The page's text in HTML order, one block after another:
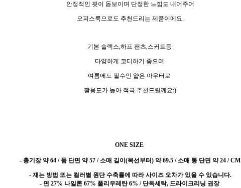
안정적인 핏이 돋보이며 단정한 느낌도 내어주어
오피스룩으로도 추천드리는 제품이에요.
기본 슬랙스,하프 팬츠,스커트등
다양하게 코디하기 좋으며
여름에도 필수인 얇은 아우터로
활용도가 높아 적극 추천드릴께요:)
ONE SIZE
- 총기장 약 64 / 품 단면 약 57 / 소매 길이(목선부터) 약 69.5 / 소매 통 단면 약 24 / CM
- 재는 방법 또는 컬러별 원단 수축률에 따라 사이즈 오차가 있을 수 있습니다.
- 면 27% 나일론 67% 폴리우레탄 6% / 단독세탁, 드라이크리닝 권장